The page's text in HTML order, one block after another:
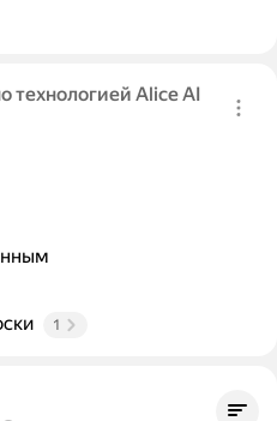
технологией Alice AI
1